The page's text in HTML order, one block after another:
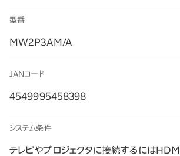
型番
MW2P3AM/A
JANコード
4549995458398
システム条件
テレビやプロジェクタに接続するにはHDMI